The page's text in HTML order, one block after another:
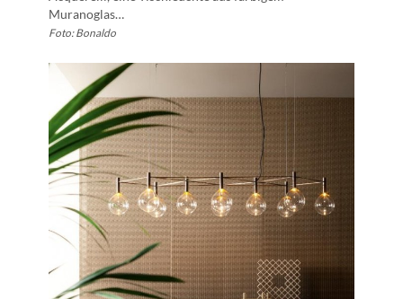
Muranoglas…
Foto: Bonaldo